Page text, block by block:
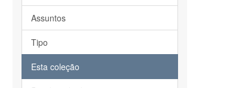
Assuntos
Tipo
Esta coleção